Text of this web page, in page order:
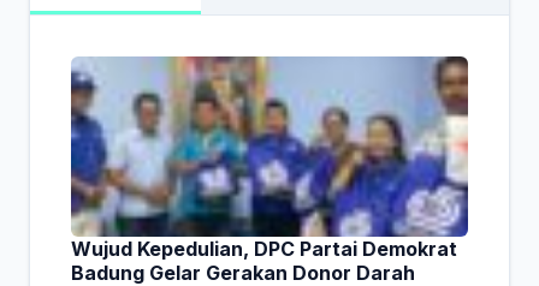
Wujud Kepedulian, DPC Partai Demokrat
Badung Gelar Gerakan Donor Darah